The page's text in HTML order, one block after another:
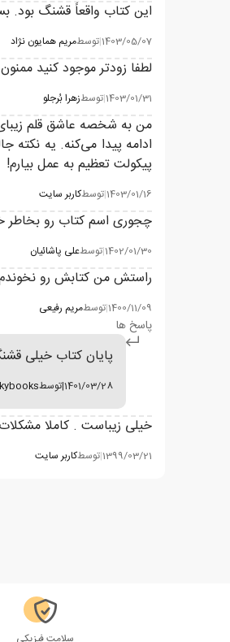
این کتاب واقعاً قشنگ بود.
1403/05/07
|توسطمریم همایون نژاد
لطفا زودتر موجود کنید ممنون
1403/01/31
|توسطزهرا بُرجلو
من به شخصه عاشق قلم
ادامه پیدا می‌کنه. یه
پیکولت تعظیم به عمل بیارم!
1403/01/16
|توسطکاربر سایت
چجوری اسم کتاب رو بخاطر
1402/01/30
|توسطعلی پاشائیان
راستش من کتابش رو
1400/11/09
|توسطمریم رفیعی
پاسخ ها
پایان کتاب خیلی
1401/03/28
|توسط
خیلی زیباست . کاملا
1399/03/21
|توسطکاربر سایت